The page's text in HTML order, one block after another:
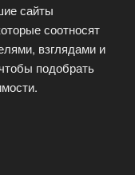
сайты
соотносят
взглядами и
подобрать